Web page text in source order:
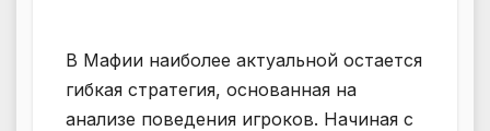
В Мафии наиболее актуальной остается
гибкая стратегия, основанная на
анализе поведения игроков. Начиная с